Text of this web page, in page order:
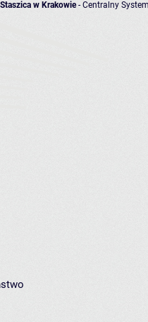
w Krakowie- Centralny